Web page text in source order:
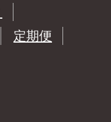
定期便